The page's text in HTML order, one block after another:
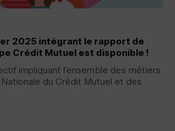
2025 intégrant le rapport de
Crédit Mutuel est disponible !
impliquant l’ensemble des métiers
du Crédit Mutuel et des